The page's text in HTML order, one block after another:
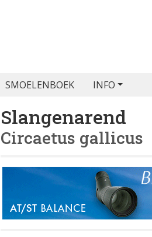
SMOELENBOEK INFO
Slangenarend
Circaetus gallicus